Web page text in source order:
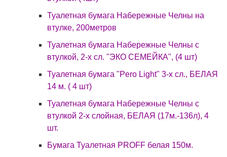
Туалетная бумага Набережные Челны на
втулке, 200метров
Туалетная бумага Набережные Челны с
втулкой, 2-х сл. "ЭКО СЕМЕЙКА", (4 шт)
Туалетная бумага "Pero Light" 3-х сл., БЕЛАЯ
14 м. ( 4 шт)
Туалетная бумага Набережные Челны с
втулкой 2-х слойная, БЕЛАЯ (17м.-136л), 4
шт.
Бумага Туалетная PROFF белая 150м.